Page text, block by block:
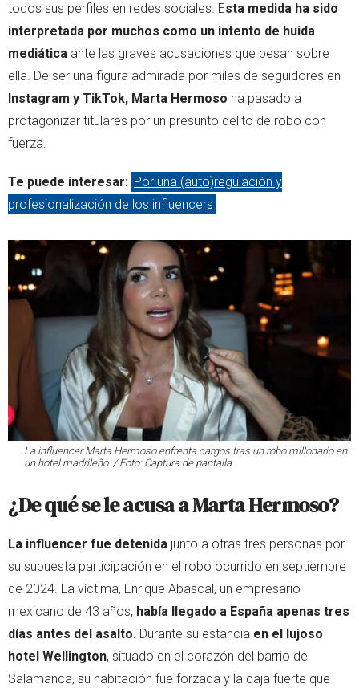
todos sus perfiles en redes sociales. Esta medida ha sido
interpretada por muchos como un intento de huida
mediática ante las graves acusaciones que pesan sobre
ella. De ser una figura admirada por miles de seguidores en
Instagram y TikTok, Marta Hermoso ha pasado a
protagonizar titulares por un presunto delito de robo con
fuerza.
Te puede interesar: Por una (auto)regulación y
profesionalización de los influencers
La influencer Marta Hermoso enfrenta cargos tras un robo millonario en
un hotel madrileño. / Foto: Captura de pantalla
¿De qué se le acusa a Marta Hermoso?
La influencer fue detenida junto a otras tres personas por
su supuesta participación en el robo ocurrido en septiembre
de 2024. La víctima, Enrique Abascal, un empresario
mexicano de 43 años, había llegado a España apenas tres
días antes del asalto. Durante su estancia en el lujoso
hotel Wellington, situado en el corazón del barrio de
Salamanca, su habitación fue forzada y la caja fuerte que